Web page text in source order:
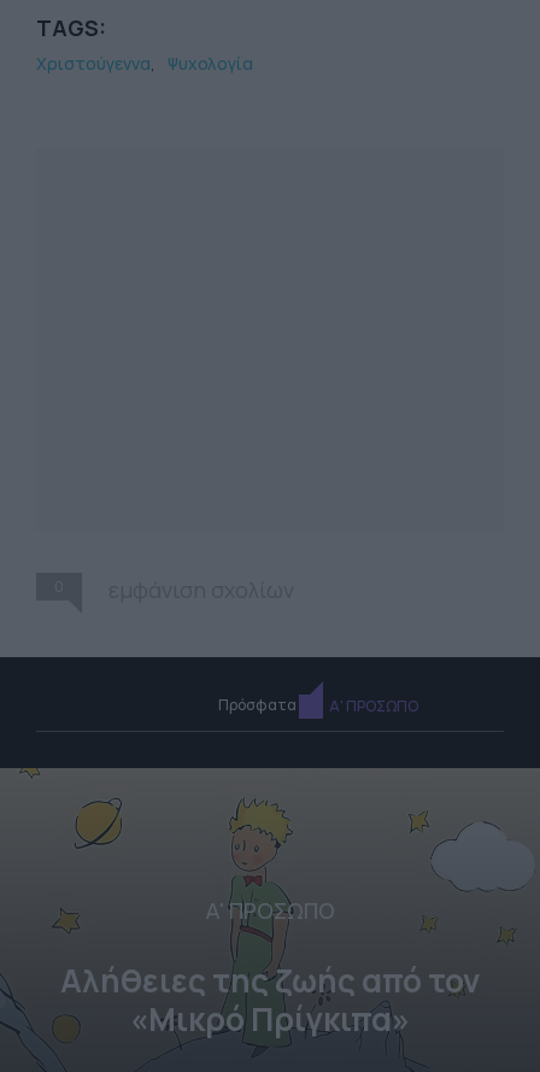
TAGS:
Χριστούγεννα Ψυχολογία
Πρόσφατα Α' ΠΡΟΣΩΠΟ
Α' ΠΡΟΣΩΠΟ
Αλήθειες της ζωής από τον
«Μικρό Πρίγκιπα»